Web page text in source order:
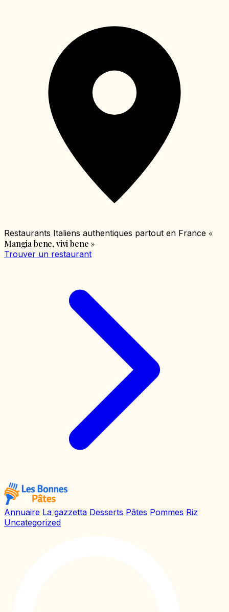
Restaurants Italiens authentiques partout en France «
Mangia bene, vivi bene »
Trouver un restaurant
Annuaire La gazzetta Desserts Pâtes Pommes Riz
Uncategorized